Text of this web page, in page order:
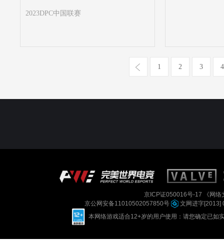
2023DPC中国联赛
1 2 3 4
京ICP证050016号-17
《网
京公网安备11010502057850号
文网进字[2013]
本网络游戏适合12+岁的用户使用：请您确定已如